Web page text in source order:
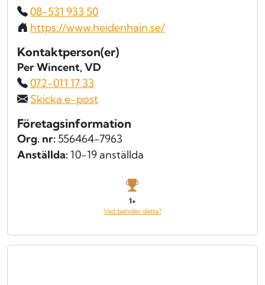
08-531 933 50
https://www.heidenhain.se/
Kontaktperson(er)
Per Wincent, VD
072-011 17 33
Skicka e-post
Företagsinformation
Org. nr: 556464-7963
Anställda:10-19 anställda
1+
Vad betyder detta?